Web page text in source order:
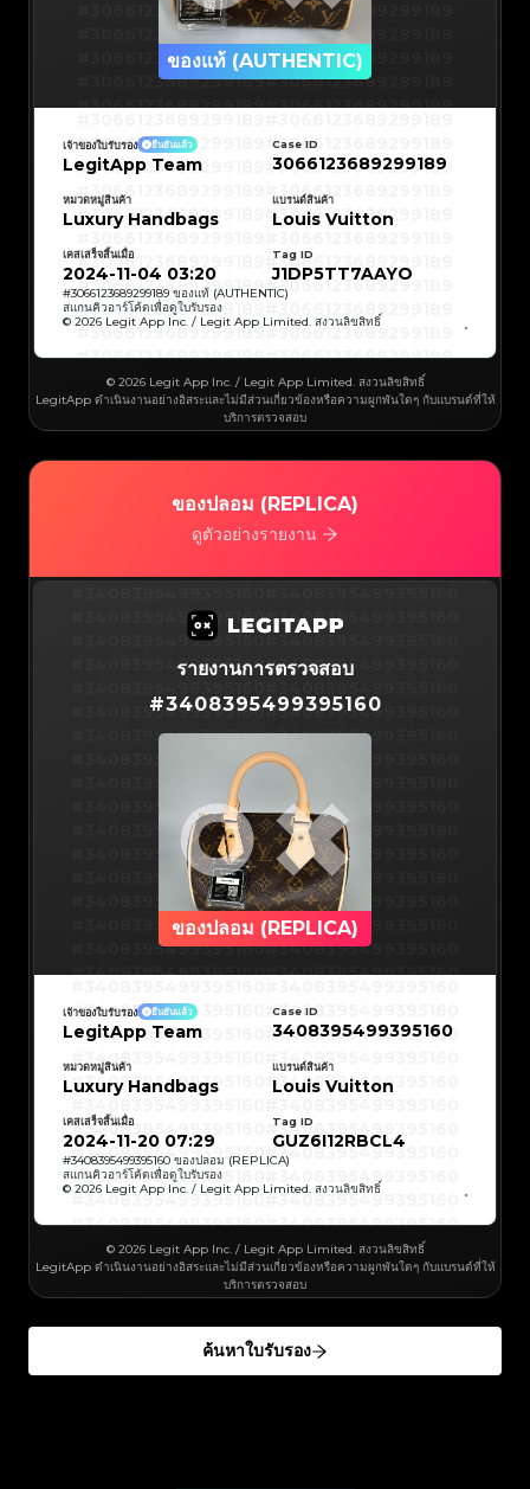
#3066123689299189#3066123689299189
#3066123689299189#3066123689299189
#3066123689299189#3066123689299189
#3066123689299189#3066123689299189
#3066123689299189#3066123689299189
#3066123689299189
#3066123689299189
#3066123689299189
#3066123689299189
#3066123689299189
#3066123689299189
#3066123689299189
#3066123689299189
#3066123689299189
#3066123689299189
#3066123689299189
#3066123689299189
#3066123689299189#3066123689299189
#3066123689299189 #3066123689299189
#3066123689299189#3066123689299189
#3066123689299189#3066123689299189
#3066123689299189#3066123689299189
#3066123689299189#3066123689299189
#3066123689299189#3066123689299189
#3066123689299189#3066123689299189
#3066123689299189#3066123689299189
#3066123689299189#3066123689299189
#3066123689299189#3066123689299189
#3066123689299189#3066123689299189
#3066123689299189#3066123689299189
#3066123689299189
#3066123689299189
#3066123689299189#3066123689299189
#3066123689299189
#3066123689299189
#3066123689299189#3066123689299189
#3066123689299189#3066123689299189
#3066123689299189#3066123689299189
#3066123689299189#3066123689299189
#3066123689299189#3066123689299189
#3066123689299189#3066123689299189
#3066123689299189#3066123689299189
#3066123689299189
#3066123689299189
#3066123689299189
#3066123689299189
#3066123689299189
#3066123689299189
#3066123689299189
#3066123689299189
#3066123689299189
#3066123689299189
#3066123689299189
#3066123689299189#3066123689299189
#3066123689299189#3066123689299189
#3066123689299189#3066123689299189
#3066123689299189#3066123689299189
#3066123689299189#3066123689299189
#3066123689299189
#3066123689299189
#3066123689299189#3066123689299189
ของแท้ (AUTHENTIC)
#3066123689299189
#3066123689299189
#3066123689299189
#3066123689299189
#3066123689299189
#3066123689299189
#3066123689299189
#3066123689299189
#3066123689299189
#3066123689299189
#3066123689299189#3066123689299189
#3066123689299189
#3066123689299189
#3066123689299189#3066123689299189
#3066123689299189#3066123689299189
#3066123689299189#3066123689299189
#3066123689299189#3066123689299189
#3066123689299189#3066123689299189
#3066123689299189#3066123689299189
#3066123689299189
#3066123689299189
#3066123689299189#3066123689299189
#3066123689299189#3066123689299189
#3066123689299189#3066123689299189
#3066123689299189#3066123689299189
#3066123689299189#3066123689299189
#3066123689299189#3066123689299189
#3066123689299189#3066123689299189
#3066123689299189
#3066123689299189
#3066123689299189
#3066123689299189
#3066123689299189#3066123689299189
#3066123689299189#3066123689299189
#3066123689299189#3066123689299189
#3066123689299189#3066123689299189
#3066123689299189#3066123689299189
#3066123689299189#3066123689299189
#3066123689299189#3066123689299189
#3066123689299189
#3066123689299189
#3066123689299189
#3066123689299189
#3066123689299189
#3066123689299189
#3066123689299189
#3066123689299189
#3066123689299189
#3066123689299189
#3066123689299189
#3066123689299189
#3066123689299189#3066123689299189
#3066123689299189 #3066123689299189
#3066123689299189#3066123689299189
#3066123689299189#3066123689299189
#3066123689299189#3066123689299189
#3066123689299189#3066123689299189
#3066123689299189#3066123689299189
#3066123689299189#3066123689299189
#3066123689299189#3066123689299189
เจ้าของใบรับรอง ยืนยันแล้ว
LegitApp Team
Case ID
3066123689299189
หมวดหมู่สินค้า
Luxury Handbags
แบรนด์สินค้า
Louis Vuitton
เคสเสร็จสิ้นเมื่อ
2024-11-04 03:20
Tag ID
J1DP5TT7AAYO
#3066123689299189 ของแท้ (AUTHENTIC)
สแกนคิวอาร์โค้ดเพื่อดูใบรับรอง
© 2026 Legit App Inc. / Legit App Limited. สงวนลิขสิทธิ์
© 2026 Legit App Inc. / Legit App Limited. สงวนลิขสิทธิ์
LegitApp ดำเนินงานอย่างอิสระและไม่มีส่วนเกี่ยวข้องหรือความผูกพันใดๆ กับแบรนด์ที่ให้
บริการตรวจสอบ
ของปลอม (REPLICA)
ดูตัวอย่างรายงาน
#3408395499395160#3408395499395160
#3408395499395160#3408395499395160
#3408395499395160#3408395499395160
#3408395499395160#3408395499395160
#3408395499395160#3408395499395160
#3408395499395160#3408395499395160
#3408395499395160
#3408395499395160
#3408395499395160
#3408395499395160
#3408395499395160#3408395499395160
#3408395499395160#3408395499395160
#3408395499395160#3408395499395160
#3408395499395160#3408395499395160
#3408395499395160#3408395499395160
#3408395499395160#3408395499395160
#3408395499395160#3408395499395160
#3408395499395160
#3408395499395160
#3408395499395160
#3408395499395160
#3408395499395160
#3408395499395160
#3408395499395160
#3408395499395160
#3408395499395160
#3408395499395160
#3408395499395160
#3408395499395160
#3408395499395160#3408395499395160
#3408395499395160 #3408395499395160
#3408395499395160#3408395499395160
#3408395499395160#3408395499395160
#3408395499395160#3408395499395160
#3408395499395160#3408395499395160
#3408395499395160#3408395499395160
#3408395499395160#3408395499395160
#3408395499395160#3408395499395160
รายงานการตรวจสอบ
#3408395499395160
ของปลอม (REPLICA)
#3408395499395160
#3408395499395160
#3408395499395160
#3408395499395160
#3408395499395160
#3408395499395160
#3408395499395160
#3408395499395160
#3408395499395160
#3408395499395160
#3408395499395160 #3408395499395160
#3408395499395160
#3408395499395160
#3408395499395160#3408395499395160
#3408395499395160#3408395499395160
#3408395499395160#3408395499395160
#3408395499395160#3408395499395160
#3408395499395160#3408395499395160
#3408395499395160#3408395499395160
#3408395499395160
#3408395499395160#3408395499395160
เจ้าของใบรับรอง ยืนยันแล้ว
LegitApp Team
Case ID
3408395499395160
หมวดหมู่สินค้า
Luxury Handbags
แบรนด์สินค้า
Louis Vuitton
เคสเสร็จสิ้นเมื่อ
2024-11-20 07:29
Tag ID
GUZ6I12RBCL4
#3408395499395160 ของปลอม (REPLICA)
สแกนคิวอาร์โค้ดเพื่อดูใบรับรอง
© 2026 Legit App Inc. / Legit App Limited. สงวนลิขสิทธิ์
© 2026 Legit App Inc. / Legit App Limited. สงวนลิขสิทธิ์
LegitApp ดำเนินงานอย่างอิสระและไม่มีส่วนเกี่ยวข้องหรือความผูกพันใดๆ กับแบรนด์ที่ให้
บริการตรวจสอบ
ค้นหาใบรับรอง